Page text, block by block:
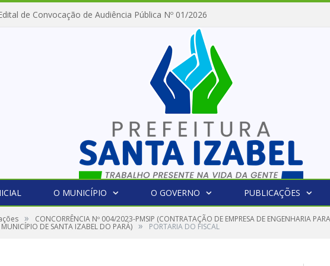
de Convocação de Audiência Pública Nº 01/2026
O MUNICÍPIO O GOVERNO PUBLICAÇÕES
» CONCORRÊNCIA Nº 004/2023-PMSIP (CONTRATAÇÃO DE EMPRESA DE ENGENHARIA
DE SANTA IZABEL DO PARÁ) » PORTARIA DO FISCAL